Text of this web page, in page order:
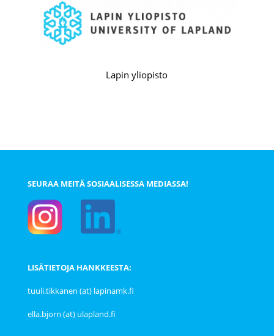
Lapin yliopisto
SEURAA MEITÄ SOSIAALISESSA MEDIASSA!
LISÄTIETOJA HANKKEESTA:
tuuli.tikkanen (at) lapinamk.fi
ella.bjorn (at) ulapland.fi